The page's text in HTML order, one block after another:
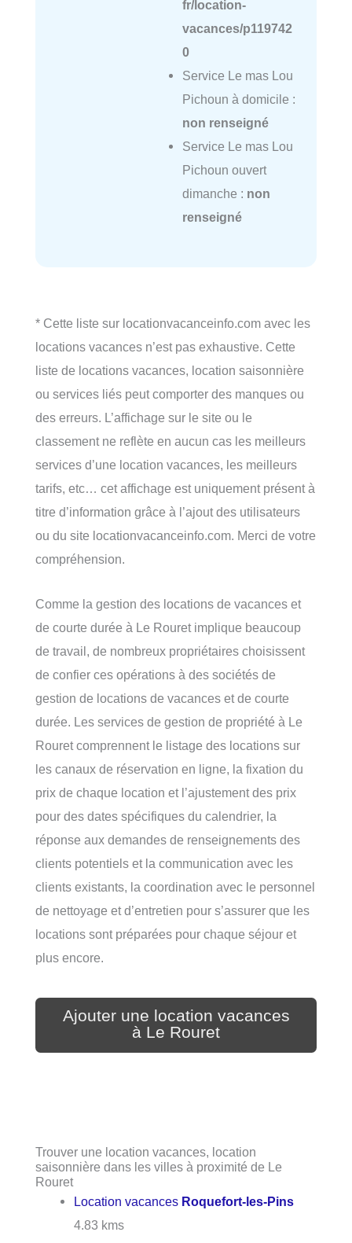
fr/location-
vacances/p119742
0
Service Le mas Lou
Pichoun à domicile :
non renseigné
Service Le mas Lou
Pichoun ouvert
dimanche : non
renseigné
* Cette liste sur locationvacanceinfo.com avec les
locations vacances n’est pas exhaustive. Cette
liste de locations vacances, location saisonnière
ou services liés peut comporter des manques ou
des erreurs. L’affichage sur le site ou le
classement ne reflète en aucun cas les meilleurs
services d’une location vacances, les meilleurs
tarifs, etc… cet affichage est uniquement présent à
titre d’information grâce à l’ajout des utilisateurs
ou du site locationvacanceinfo.com. Merci de votre
compréhension.
Comme la gestion des locations de vacances et
de courte durée à Le Rouret implique beaucoup
de travail, de nombreux propriétaires choisissent
de confier ces opérations à des sociétés de
gestion de locations de vacances et de courte
durée. Les services de gestion de propriété à Le
Rouret comprennent le listage des locations sur
les canaux de réservation en ligne, la fixation du
prix de chaque location et l’ajustement des prix
pour des dates spécifiques du calendrier, la
réponse aux demandes de renseignements des
clients potentiels et la communication avec les
clients existants, la coordination avec le personnel
de nettoyage et d’entretien pour s’assurer que les
locations sont préparées pour chaque séjour et
plus encore.
Ajouter une location vacances
à Le Rouret
Trouver une location vacances, location
saisonnière dans les villes à proximité de Le
Rouret
Location vacances Roquefort-les-Pins
4.83 kms